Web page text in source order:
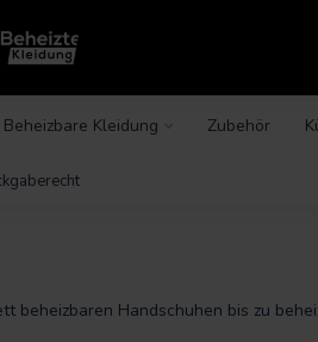
Beheizbare Kleidung Zubehör
Handschuhen bis zu